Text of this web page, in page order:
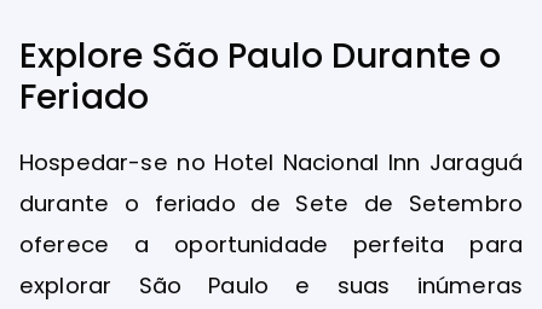
Explore São Paulo Durante o
Feriado
Hospedar-se no Hotel Nacional Inn Jaraguá
durante o feriado de Sete de Setembro
oferece a oportunidade perfeita para
explorar São Paulo e suas inúmeras